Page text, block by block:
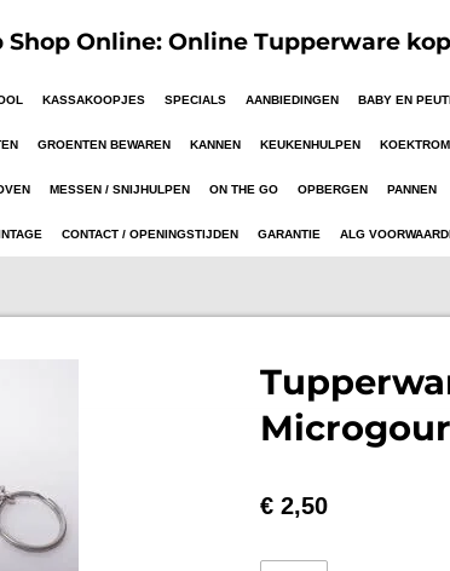
Online: Online Tupperware
KASSAKOOPJES SPECIALS AANBIEDINGEN BABY EN
GROENTEN BEWAREN KANNEN KEUKENHULPEN
MESSEN / SNIJHULPEN ON THE GO OPBERGEN PANNEN
CONTACT / OPENINGSTIJDEN GARANTIE ALG
€ 2,50